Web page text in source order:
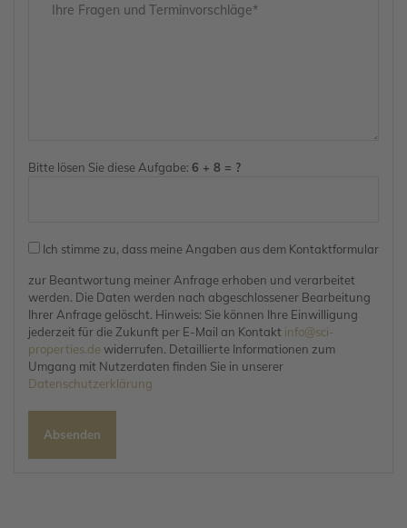
Bitte lösen Sie diese Aufgabe: 6 + 8 = ?
Ich stimme zu, dass meine Angaben aus dem Kontaktformular
zur Beantwortung meiner Anfrage erhoben und verarbeitet
werden. Die Daten werden nach abgeschlossener Bearbeitung
Ihrer Anfrage gelöscht. Hinweis: Sie können Ihre Einwilligung
jederzeit für die Zukunft per E-Mail an Kontakt info@sci-
properties.de widerrufen. Detaillierte Informationen zum
Umgang mit Nutzerdaten finden Sie in unserer
Datenschutzerklärung
Absenden